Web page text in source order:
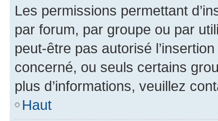
Les permissions permettant
par forum, par groupe ou par
peut-être pas autorisé
concerné, ou seuls certains
plus d’informations, veuillez
Haut